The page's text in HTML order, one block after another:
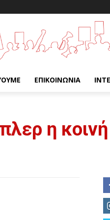
ΕΠΙΚΟΙΝΩΝΊΑ
η